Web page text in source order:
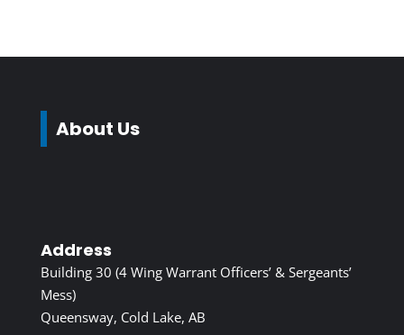
About Us
Address
Building 30 (4 Wing Warrant Officers’ & Sergeants’
Mess)
Queensway, Cold Lake, AB